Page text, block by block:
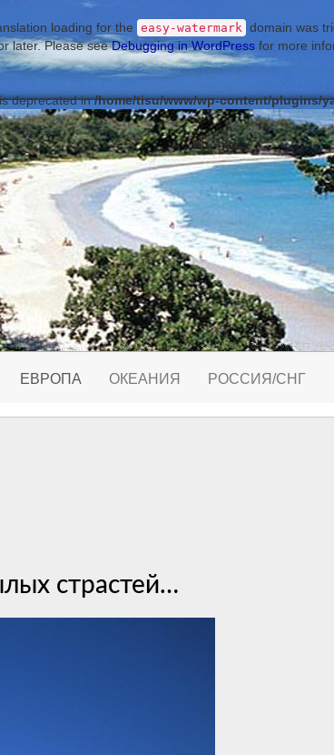
loading for the easy-watermark domain was
later. Please seeDebugging in WordPress for more
deprecated in/home/tisu/www/wp-content/plugins/
ЕВРОПА ОКЕАНИЯ РОССИЯ/СНГ
страстей…